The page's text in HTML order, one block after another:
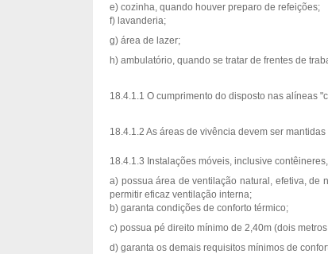
e) cozinha, quando houver preparo de refeições;
f) lavanderia;
g) área de lazer;
h) ambulatório, quando se tratar de frentes de
18.4.1.1 O cumprimento do disposto nas alíneas
18.4.1.2 As áreas de vivência devem ser
18.4.1.3 Instalações móveis, inclusive
a) possua área de ventilação natural, efetiva, de
permitir eficaz ventilação interna;
b) garanta condições de conforto térmico;
c) possua pé direito mínimo de 2,40m (dois
d) garanta os demais requisitos mínimos de